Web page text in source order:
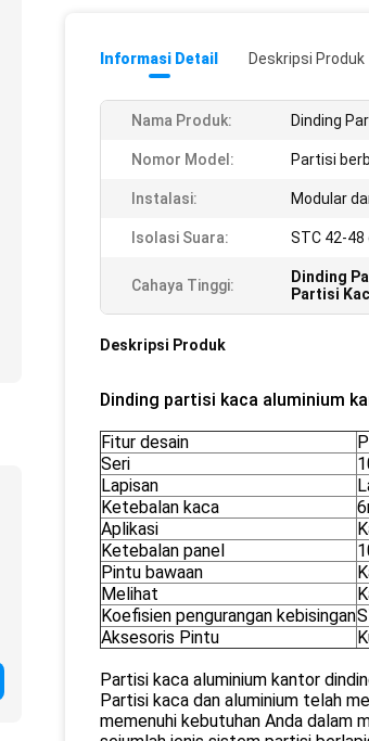
Informasi Detail Deskripsi Produk
Nama Produk: Dinding
Nomor Model: Partisi
Instalasi: Modular
Isolasi Suara: STC 42-48
Cahaya Tinggi: Dinding
Partisi
Deskripsi Produk
Dinding partisi kaca aluminium
Fitur desain
Seri
Lapisan
Ketebalan kaca
Aplikasi
Ketebalan panel
Pintu bawaan
Melihat
Koefisien pengurangan kebisingan
Aksesoris Pintu
Partisi kaca aluminium kantor
Partisi kaca dan aluminium telah
memenuhi kebutuhan Anda dalam